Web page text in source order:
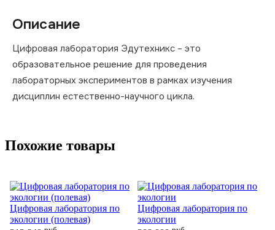
Описание
Цифровая лаборатория Эдутехникс – это
образовательное решение для проведения
лабораторных экспериментов в рамках изучения
дисциплин естественно-научного цикла.
Похожие товары
Цифровая лаборатория по
экологии (полевая)
Цифровая лаборатория по
экологии